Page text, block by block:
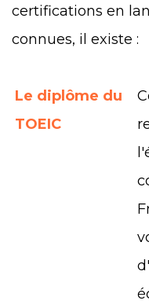
certifications en
connues, il existe :
Le diplôme du
TOEIC